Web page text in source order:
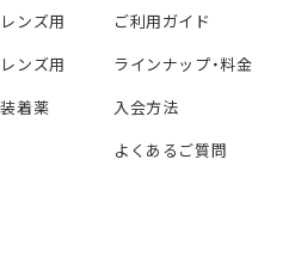
ンズ用
ンズ用
着薬
ご利用ガイド
ラインナップ・料金
入会方法
よくあるご質問